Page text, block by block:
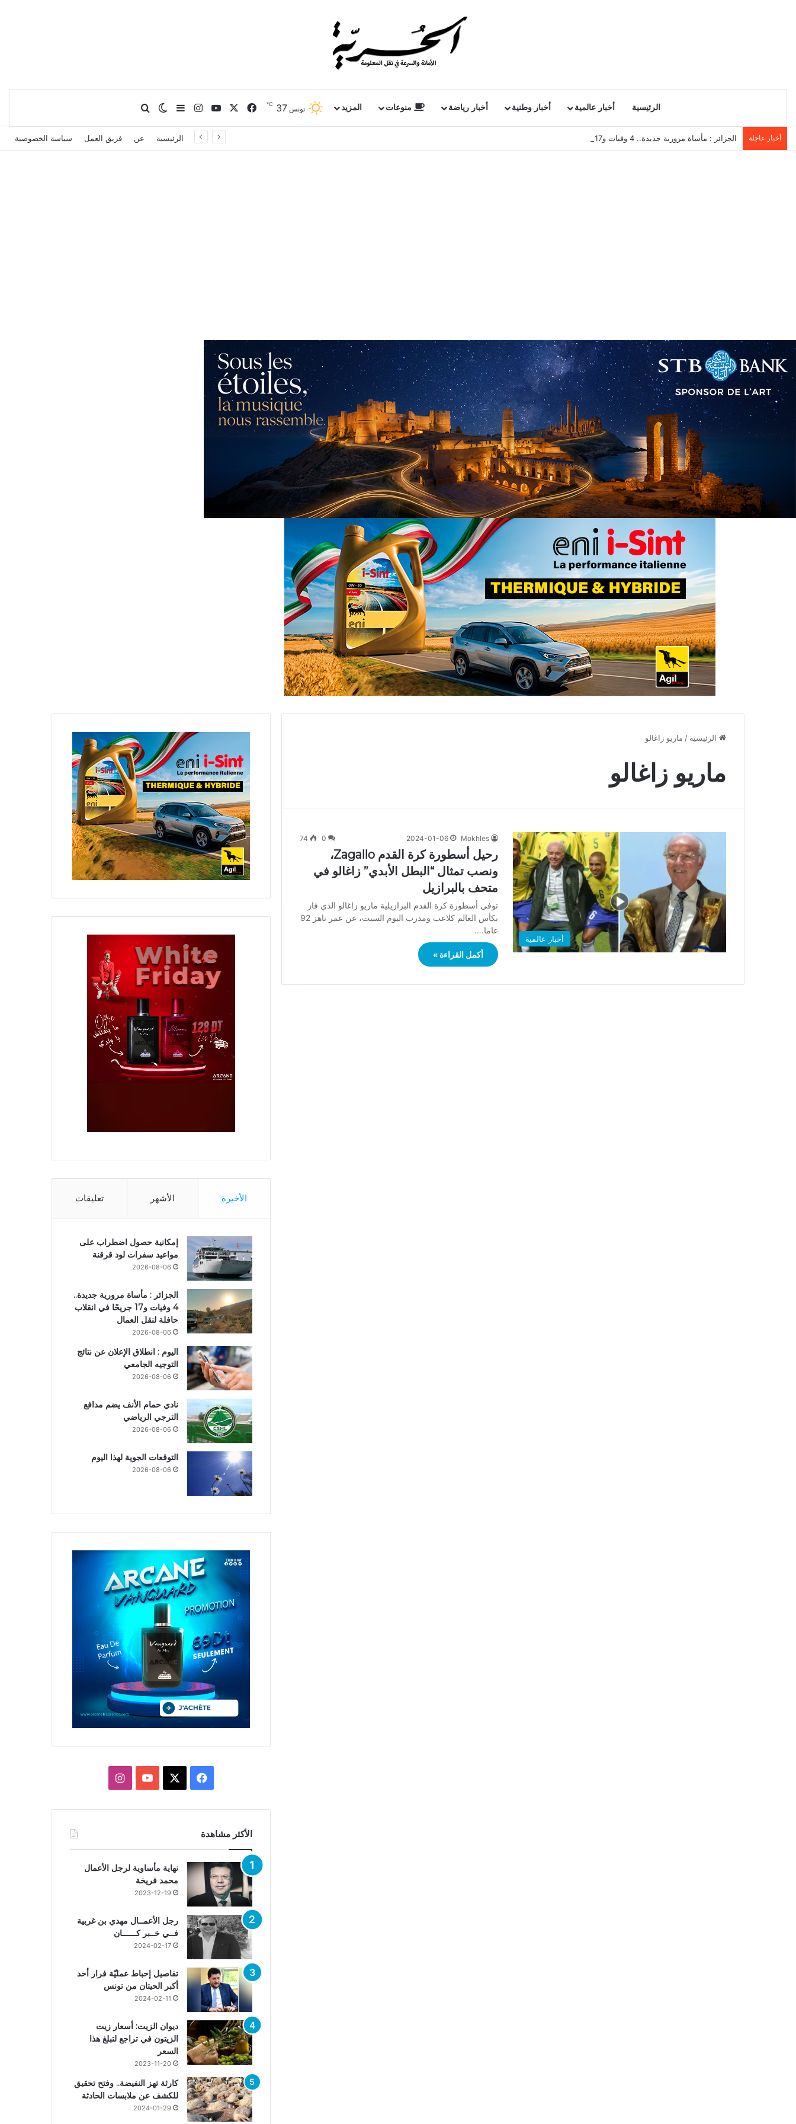
الرئيسية أخبار عالمية أخبار وطنية أخبار رياضة منوعات المزيد تونس 37
℃ فيسبوك يوتيوبانستقرامإضافة عمود جانبي
الوضع المظلم
بحث عن
أخبار عاجلة الجزائر : مأساة مرورية جديدة.. 4 وفيات و17 جريحًا في انقلاب حافلة لنقل العمال الرئيسية عن فريق العمل سياسة الخصوصية
الرئيسية / ماريو زاغالو
ماريو زاغالو
أخبار عالمية
Mokhles
2024-01-06
0
74
رحيل أسطورة كرة القدم Zagallo،
ونصب تمثال “البطل الأبدي” زاغالو في
متحف بالبرازيل
توفي أسطورة كرة القدم البرازيلية ماريو زاغالو الذي فاز
بكأس العالم كلاعب ومدرب اليوم السبت، عن عمر ناهز 92
عاما.…
أكمل القراءة »
الأخيرة الأشهر تعليقات
إمكانية حصول اضطراب على
مواعيد سفرات لود قرقنة
2026-08-06
الجزائر : مأساة مرورية جديدة..
4 وفيات و17 جريحًا في انقلاب
حافلة لنقل العمال
2026-08-06
اليوم : انطلاق الإعلان عن نتائج
التوجيه الجامعي
2026-08-06
نادي حمام الأنف يضم مدافع
الترجي الرياضي
2026-08-06
التوقعات الجوية لهذا اليوم
2026-08-06
فيسبوك يوتيوبانستقرام
الأكثر مشاهدة
نهاية مأساوية لرجل الأعمال
محمد فريخة
2023-12-19
رجل الأعمــال مهدي بن غربية
فــي خــبر كــــــان
2024-02-17
تفاصيل إحباط عمليّة فرار أحد
أكبر الحيتان من تونس
2024-02-11
ديوان الزيت: أسعار زيت
الزيتون في تراجع لتبلغ هذا
السعر
2023-11-20
كارثة تهز النفيضة.. وفتح تحقيق
للكشف عن ملابسات الحادثة
2024-01-29